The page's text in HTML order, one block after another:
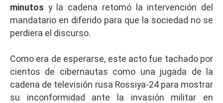
minutos y la cadena retomó la intervención del
mandatario en diferido para que la sociedad no se
perdiera el discurso.
Como era de esperarse, este acto fue tachado por
cientos de cibernautas como una jugada de la
cadena de televisión rusa Rossiya-24 para mostrar
su inconformidad ante la invasión militar en